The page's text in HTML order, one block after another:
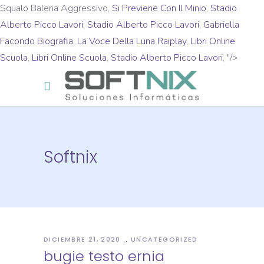
Squalo Balena Aggressivo, Si Previene Con Il Minio, Stadio
Alberto Picco Lavori, Stadio Alberto Picco Lavori, Gabriella
Facondo Biografia, La Voce Della Luna Raiplay, Libri Online
Scuola, Libri Online Scuola, Stadio Alberto Picco Lavori, "/>
Softnix
DICIEMBRE 21, 2020 UNCATEGORIZED
bugie testo ernia